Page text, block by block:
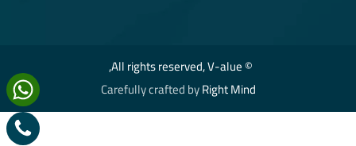
© All rights reserved, V-alue,
Carefully crafted byRight Mind